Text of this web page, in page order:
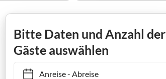
Bitte Daten und Anzahl der
Gäste auswählen
Anreise- Abreise